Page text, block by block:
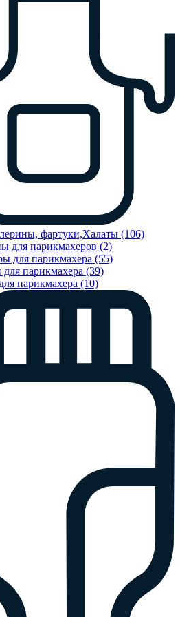
фартуки,Халаты (106)
для парикмахеров (2)
для парикмахера (55)
парикмахера (39)
парикмахера (10)